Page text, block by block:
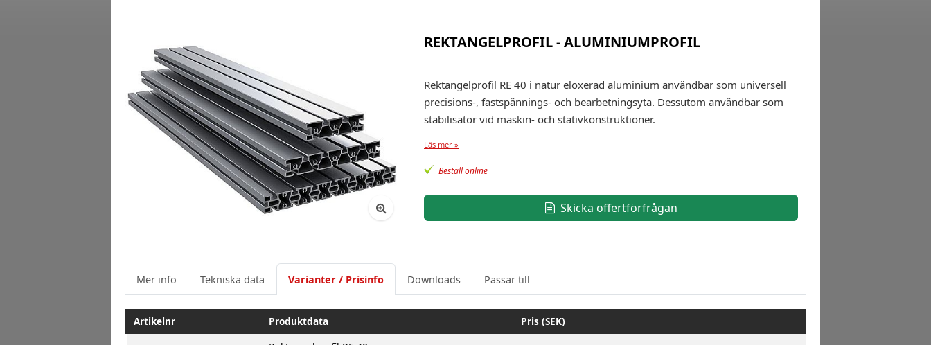
REKTANGELPROFIL - ALUMINIUMPROFIL
Rektangelprofil RE 40 i natur eloxerad aluminium användbar som universell
precisions-, fastspännings- och bearbetningsyta. Dessutom användbar som
stabilisator vid maskin- och stativkonstruktioner.
Läs mer »
Beställ online
Skicka offertförfrågan
Mer info Tekniska data Varianter / Prisinfo Downloads Passar till
Artikelnr Produktdata Pris (SEK)